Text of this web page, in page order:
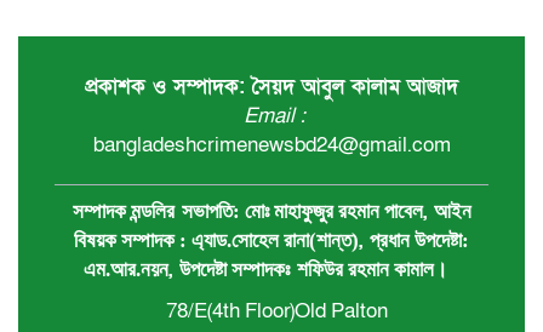
প্রকাশক ও সম্পাদক: সৈয়দ আবুল কালাম আজাদ
Email :
bangladeshcrimenewsbd24@gmail.com
সম্পাদক মন্ডলির সভাপতি: মোঃ মাহাফুজুর রহমান পাবেল, আইন
বিষয়ক সম্পাদক : ‍এ্যাড.সোহেল রানা(শান্ত), প্রধান ‍উপদেষ্টা:
এম.আর.নয়ন, উপদেষ্টা সম্পাদকঃ শফিউর রহমান কামাল।
78/E(4th Floor)Old Palton